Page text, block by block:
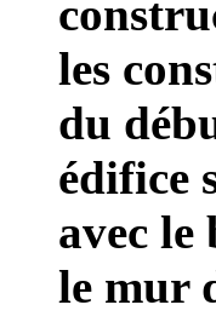
les
du
édifice
avec le
le mur